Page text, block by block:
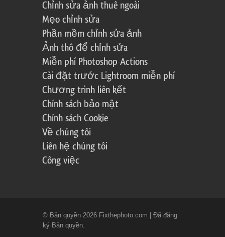
Chỉnh sửa ảnh thuê ngoài
Mẹo chỉnh sửa
Phần mềm chỉnh sửa ảnh
Ảnh thô để chỉnh sửa
Miễn phí Photoshop Actions
Cài đặt trước Lightroom miễn phí
Chương trình liên kết
Chính sách bảo mật
Chính sách Cookie
Về chúng tôi
Liên hệ chúng tôi
Công việc
© Bản quyền 2026 Fixthephoto.com | Đã đăng
ký Bản quyền.